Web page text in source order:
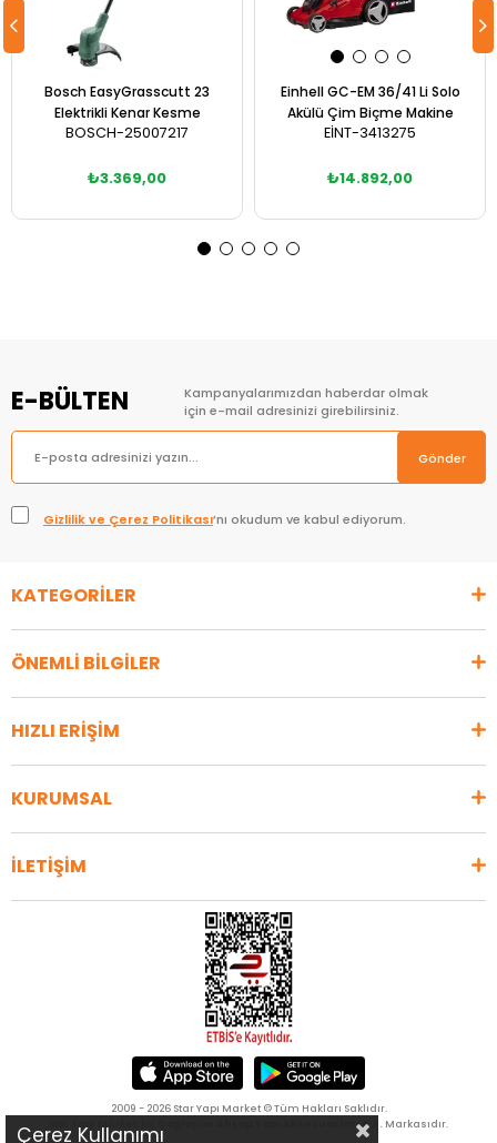
Bosch EasyGrasscutt 23
Elektrikli Kenar Kesme
BOSCH-25007217
₺3.369,00
Einhell GC-EM 36/41 Li Solo
Akülü Çim Biçme Makine
EİNT-3413275
₺14.892,00
E-BÜLTEN
Kampanyalarımızdan haberdar olmak
için e-mail adresinizi girebilirsiniz.
Gönder
Gizlilik ve Çerez Politikası’nı okudum ve kabul ediyorum.
KATEGORİLER
ÖNEMLİ BİLGİLER
HIZLI ERİŞİM
KURUMSAL
İLETİŞİM
2009 - 2026 Star Yapı Market © Tüm Hakları Saklıdır.
Çağlayan Ahşap Yapı Aksesuarları A.Ş. Markasıdır.
Çerez Kullanımı